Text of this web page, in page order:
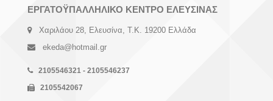
ΕΡΓΑΤΟΫΠΑΛΛΗΛΙΚΟ ΚΕΝΤΡΟ ΕΛΕΥΣΙΝΑΣ
Χαριλάου 28, Ελευσίνα, Τ.Κ. 19200 Ελλάδα
ekeda@hotmail.gr
2105546321 - 2105546237
2105542067